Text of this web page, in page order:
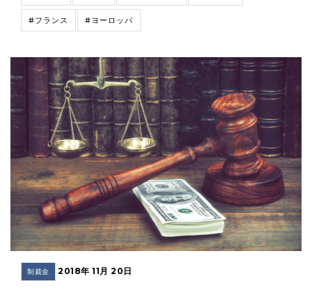
#フランス #ヨーロッパ
制裁金 2018年 11月 20日